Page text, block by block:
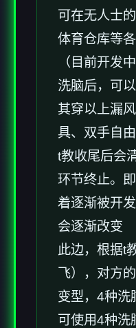
可在无人士
体育仓库等
（目前开发中
洗脑后，可
其穿以上漏
具、双手自
t教收尾后会
环节终止。
着逐渐被开
会逐渐改变
此边，根据t
飞），对方
变型，4种洗
可使用4种洗